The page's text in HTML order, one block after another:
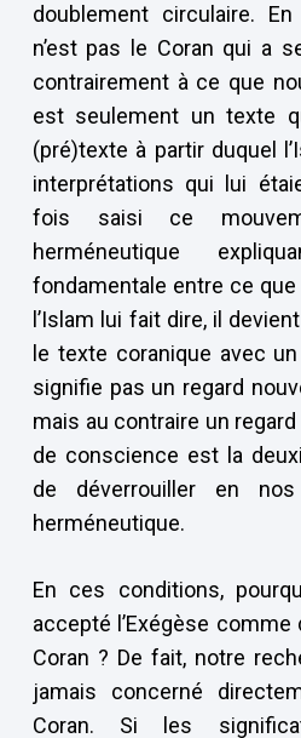
doublement circulaire.
n’est pas le Coran qui a
contrairement à ce que
est seulement un texte
(pré)texte à partir duquel
interprétations qui lui
fois saisi ce
herméneutique
fondamentale entre ce
l’Islam lui fait dire, il
le texte coranique avec
signifie pas un regard
mais au contraire un regard
de conscience est la
de déverrouiller en
herméneutique.
En ces conditions,
accepté l’Exégèse
Coran ? De fait, notre
jamais concerné
Coran. Si les